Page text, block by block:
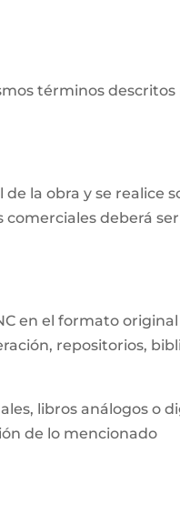
términos descritos
la obra y se realice
deberá
en el formato
repositorios,
libros análogos o
de lo mencionado